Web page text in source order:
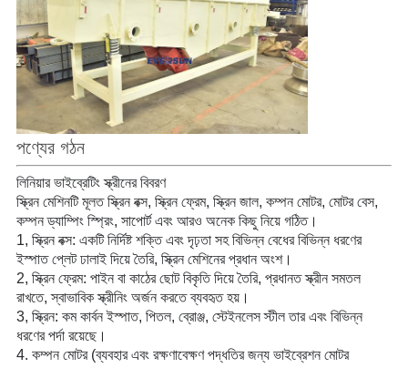
পণ্যের গঠন
লিনিয়ার ভাইব্রেটিং স্ক্রীনের বিবরণ
স্ক্রিন মেশিনটি মূলত স্ক্রিন বক্স, স্ক্রিন ফ্রেম, স্ক্রিন জাল, কম্পন মোটর, মোটর বেস,
কম্পন ড্যাম্পিং স্প্রিং, সাপোর্ট এবং আরও অনেক কিছু নিয়ে গঠিত।
1, স্ক্রিন বক্স: একটি নির্দিষ্ট শক্তি এবং দৃঢ়তা সহ বিভিন্ন বেধের বিভিন্ন ধরণের
ইস্পাত প্লেট ঢালাই দিয়ে তৈরি, স্ক্রিন মেশিনের প্রধান অংশ।
2, স্ক্রিন ফ্রেম: পাইন বা কাঠের ছোট বিকৃতি দিয়ে তৈরি, প্রধানত স্ক্রীন সমতল
রাখতে, স্বাভাবিক স্ক্রীনিং অর্জন করতে ব্যবহৃত হয়।
3, স্ক্রিন: কম কার্বন ইস্পাত, পিতল, ব্রোঞ্জ, স্টেইনলেস স্টীল তার এবং বিভিন্ন
ধরণের পর্দা রয়েছে।
4. কম্পন মোটর (ব্যবহার এবং রক্ষণাবেক্ষণ পদ্ধতির জন্য ভাইব্রেশন মোটর